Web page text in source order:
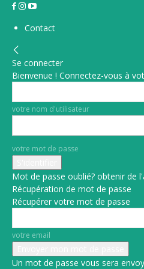
Contact
Se connecter
Bienvenue ! Connectez-vous à
votre nom d'utilisateur
votre mot de passe
Mot de passe oublié? obtenir de
Récupération de mot de passe
Récupérer votre mot de passe
votre email
Un mot de passe vous sera